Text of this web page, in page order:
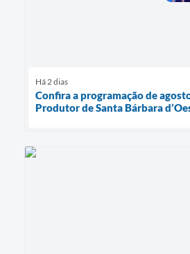
Há 2 dias
Confira a programação de
Produtor de Santa Bárbara